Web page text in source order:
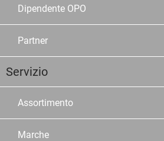
Dipendente OPO
Partner
Servizio
Assortimento
Marche